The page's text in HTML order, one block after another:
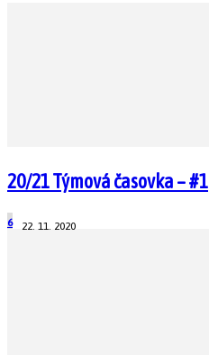
20/21 Týmová časovka – #1
22. 11. 2020
6